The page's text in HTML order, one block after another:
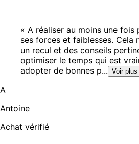
« A réaliser au moins une fois
ses forces et faiblesses. Cela
un recul et des conseils
optimiser le temps qui est
adopter de bonnes p... Voir plus
A
Antoine
Achat vérifié